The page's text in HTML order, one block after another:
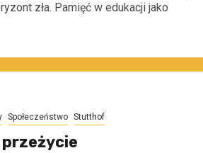
zła. Pamięć w edukacji jako
Społeczeństwo Stutthof
przeżycie